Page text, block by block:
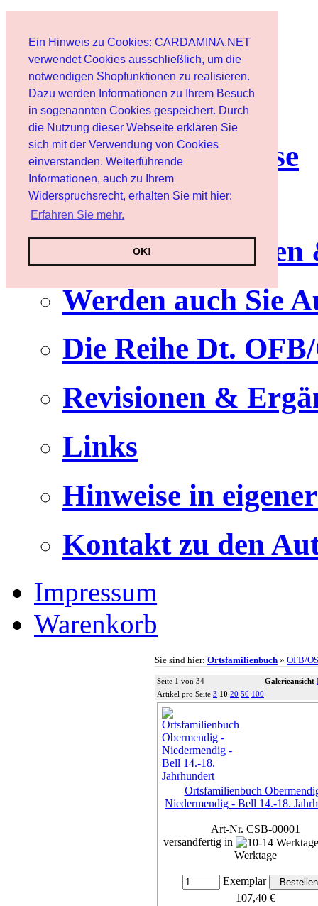
Ein Hinweis zu Cookies: CARDAMINA.NET
verwendet Cookies ausschließlich, um die
notwendigen Shopfunktionen zu realisieren.
Dazu werden Informationen zu Ihrem Besuch
in sogenannten Cookies gespeichert. Durch
die Nutzung dieser Webseite erklären Sie
sich mit der Verwendung von Cookies
einverstanden. Weiterführende
Informationen, auch zu Ihrem
Widerspruchsrecht, erhalten Sie mit hier:
Erfahren Sie mehr.
OK!
Benutzer
Newsletter
Nutzungshinweise
Service
Werden auch Sie
Die Reihe Dt.
Revisionen &
Links
Hinweise in
Kontakt zu den
Impressum
Warenkorb
Sie sind hier: Ortsfamilienbuch » OFB/
Seite 1 von 34 Galerieansicht
Artikel pro Seite 3 10 20 50 100
Ortsfamilienbuch
Niedermendig - Bell 14.-18.
Art-Nr. CSB-00001
versandfertig in
Werktage
Exemplar
107,40 €